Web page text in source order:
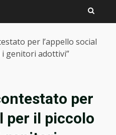
per l’appello social
i genitori adottivi”
per
per il piccolo